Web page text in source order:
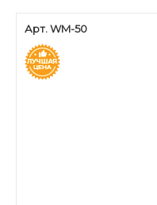
Арт. WM-50